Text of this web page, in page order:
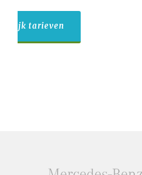
Bekijk tarieven